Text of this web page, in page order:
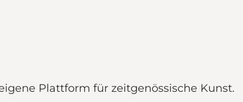
Plattform für zeitgenössische Kunst.